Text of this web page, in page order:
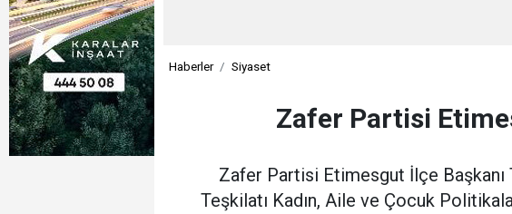
Haberler Siyaset
Zafer Partisi
Zafer Partisi Etimesgut İlçe
Teşkilatı Kadın, Aile ve Çocuk